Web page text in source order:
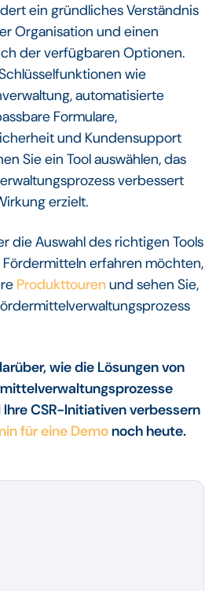
ein gründliches Verständnis
Organisation und einen
der verfügbaren Optionen.
wie
automatisierte
Formulare,
und Kundensupport
Sie ein Tool auswählen, das
verbessert
erzielt.
die Auswahl des richtigen Tools
erfahren möchten,
Produkttouren und sehen Sie,
wie die Lösungen von
CSR-Initiativen verbessern
für eine Demonoch heute.